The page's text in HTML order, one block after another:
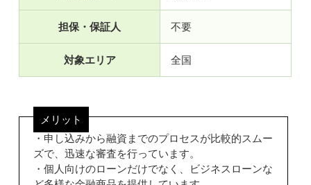
担保・保証人 不要
対象エリア 全国
メリット
・申し込みから融資までのプロセスが比較的スムー
ズで、迅速な審査を行っています。
・個人向けのローンだけでなく、ビジネスローンな